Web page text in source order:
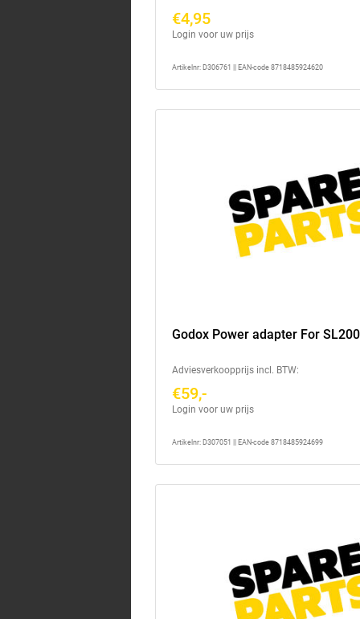
€4,95
Login voor uw prijs
Artikelnr: D306761 || EAN-code 8718485924620
Godox Power adapter For
Adviesverkoopprijs incl. BTW:
€59,-
Login voor uw prijs
Artikelnr: D307051 || EAN-code 8718485924699